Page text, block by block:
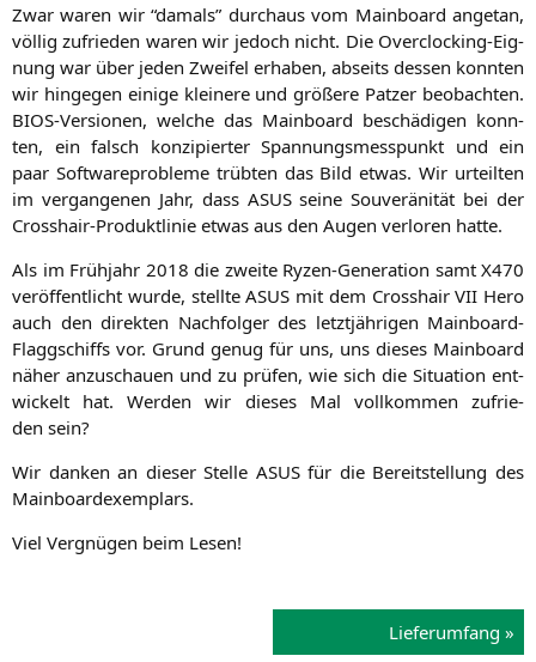
Zwar waren wir “damals” durch­aus vom Main­board ange­tan,
völ­lig zufrie­den waren wir jedoch nicht. Die Over­clo­cking-Eig­
nung war über jeden Zwei­fel erha­ben, abseits des­sen konn­ten
wir hin­ge­gen eini­ge klei­ne­re und grö­ße­re Pat­zer beob­ach­ten.
BIOS-Ver­sio­nen, wel­che das Main­board beschä­di­gen konn­
ten, ein falsch kon­zi­pier­ter Span­nungs­mess­punkt und ein
paar Soft­ware­pro­ble­me trüb­ten das Bild etwas. Wir urteil­ten
im ver­gan­ge­nen Jahr, dass ASUSsei­ne Sou­ve­rä­ni­tät bei der
Cross­hair-Pro­dukt­li­nie etwas aus den Augen ver­lo­ren hatte.
Als im Früh­jahr 2018 die zwei­te Ryzen-Gene­ra­ti­on samt X470
ver­öf­fent­licht wur­de, stell­teASUS mit dem Cross­hairVII Hero
auch den direk­ten Nach­fol­ger des letzt­jäh­ri­gen Main­board-
Flagg­schiffs vor. Grund genug für uns, uns die­ses Main­board
näher anzu­schau­en und zu prü­fen, wie sich die Situa­ti­on ent­
wi­ckelt hat. Wer­den wir die­ses Mal voll­kom­men zufrie­
den sein?
Wir dan­ken an die­ser Stel­le ASUSfür die Bereit­stel­lung des
Mainboardexemplars.
Viel Ver­gnü­gen beim Lesen!
Lie­fer­um­fang »